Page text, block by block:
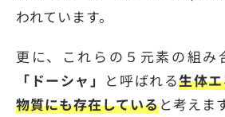
われています。
更に、これらの５元素の組み
「ドーシャ」 と呼ばれる生体
物質にも存在していると考えま